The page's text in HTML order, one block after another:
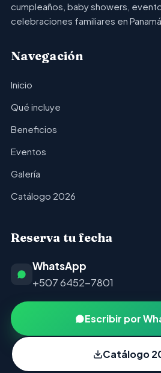
cumpleaños, baby showers,
celebraciones familiares en Panamá.
Navegación
Inicio
Qué incluye
Beneficios
Eventos
Galería
Catálogo 2026
Reserva tu fecha
WhatsApp
+507 6452-7801
Escribir por
Catálogo